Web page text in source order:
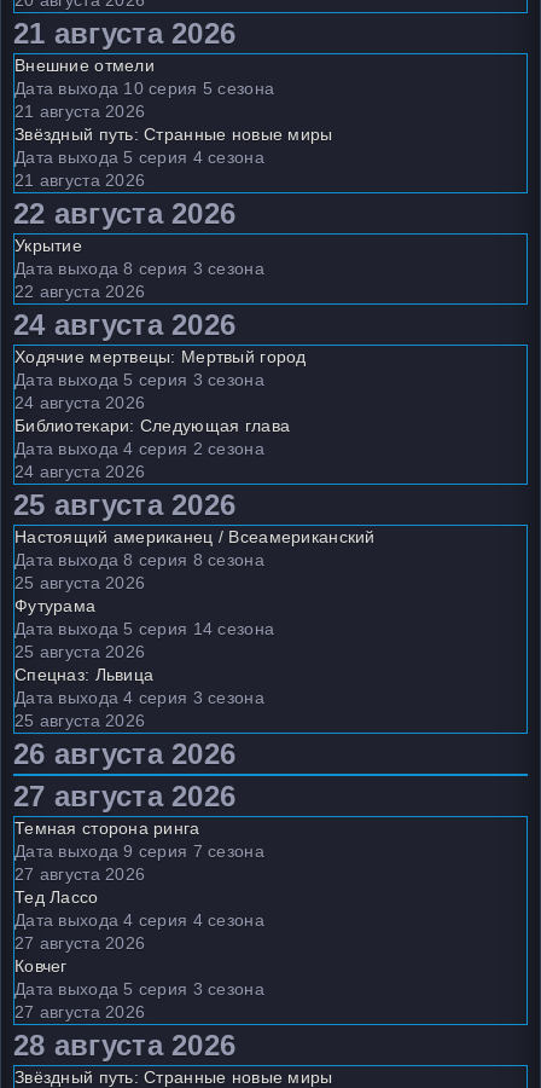
21 августа 2026
Внешние отмели
Дата выхода 10 серия 5 сезона
21 августа 2026
Звёздный путь: Странные новые миры
Дата выхода 5 серия 4 сезона
21 августа 2026
22 августа 2026
Укрытие
Дата выхода 8 серия 3 сезона
22 августа 2026
24 августа 2026
Ходячие мертвецы: Мертвый город
Дата выхода 5 серия 3 сезона
24 августа 2026
Библиотекари: Следующая глава
Дата выхода 4 серия 2 сезона
24 августа 2026
25 августа 2026
Настоящий американец / Всеамериканский
Дата выхода 8 серия 8 сезона
25 августа 2026
Футурама
Дата выхода 5 серия 14 сезона
25 августа 2026
Спецназ: Львица
Дата выхода 4 серия 3 сезона
25 августа 2026
26 августа 2026
27 августа 2026
Темная сторона ринга
Дата выхода 9 серия 7 сезона
27 августа 2026
Тед Лассо
Дата выхода 4 серия 4 сезона
27 августа 2026
Ковчег
Дата выхода 5 серия 3 сезона
27 августа 2026
28 августа 2026
Звёздный путь: Странные новые миры